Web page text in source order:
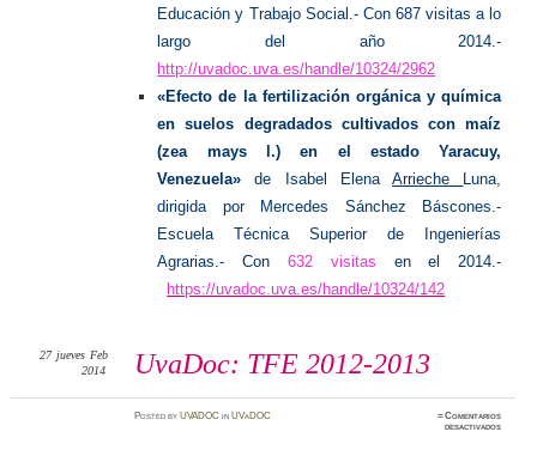
Educación y Trabajo Social.- Con 687 visitas a lo
largo del año 2014.-
http://uvadoc.uva.es/handle/10324/2962
«Efecto de la fertilización orgánica y química
en suelos degradados cultivados con maíz
(zea mays l.) en el estado Yaracuy,
Venezuela» de Isabel ElenaArrieche
Luna,
dirigida por Mercedes Sánchez Báscones.-
Escuela Técnica Superior de Ingenierías
Agrarias.- Con 632 visitas en el 2014.-
https://uvadoc.uva.es/handle/10324/142
UvaDoc: TFE 2012-2013
27 jueves Feb
2014
PostedbyUVADOC inUVaDOC ≈Comentarios
desactivadosen